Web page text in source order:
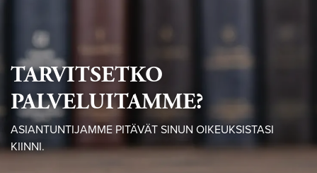
TARVITSETKO
PALVELUITAMME?
ASIANTUNTIJAMME PITÄVÄT SINUN OIKEUKSISTASI
KIINNI.